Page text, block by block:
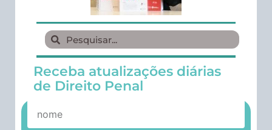
Receba atualizações diárias
de Direito Penal